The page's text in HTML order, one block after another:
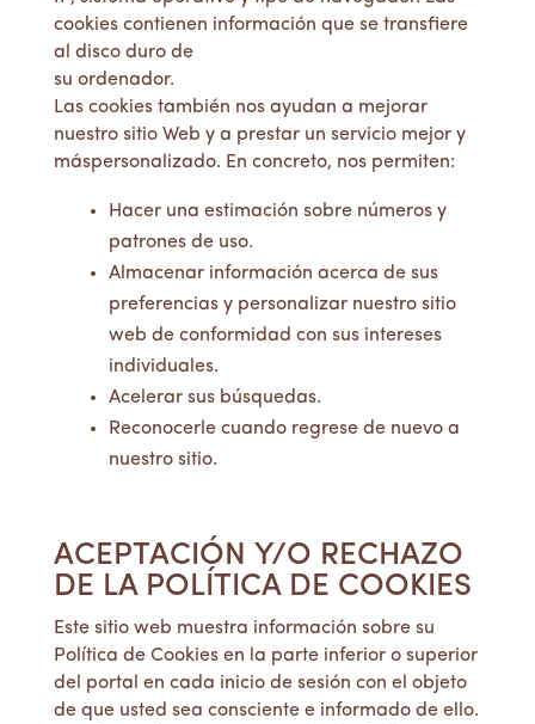
cookies contienen información que se transfiere
al disco duro de
su ordenador.
Las cookies también nos ayudan a mejorar
nuestro sitio Web y a prestar un servicio mejor y
máspersonalizado. En concreto, nos permiten:
Hacer una estimación sobre números y
patrones de uso.
Almacenar información acerca de sus
preferencias y personalizar nuestro sitio
web de conformidad con sus intereses
individuales.
Acelerar sus búsquedas.
Reconocerle cuando regrese de nuevo a
nuestro sitio.
ACEPTACIÓN Y/O RECHAZO
DE LA POLÍTICA DE COOKIES
Este sitio web muestra información sobre su
Política de Cookies en la parte inferior o superior
del portal en cada inicio de sesión con el objeto
de que usted sea consciente e informado de ello.